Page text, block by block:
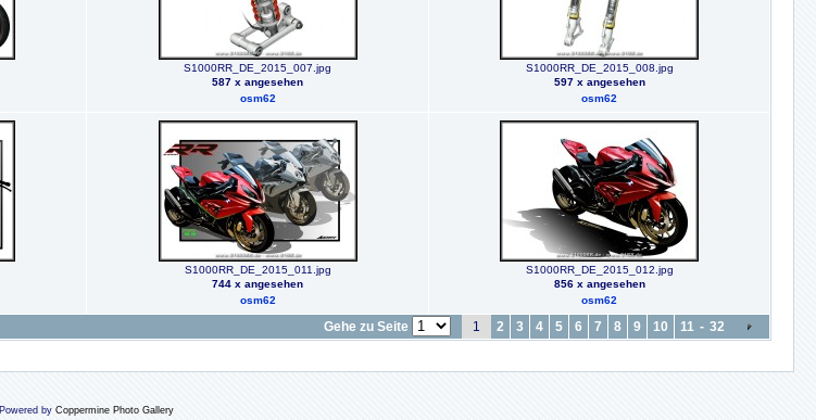
S1000RR_DE_2015_007.jpg
587 x angesehen
osm62
S1000RR_DE_2015_008.jpg
597 x angesehen
osm62
S1000RR_DE_2015_011.jpg
744 x angesehen
osm62
S1000RR_DE_2015_012.jpg
856 x angesehen
osm62
Gehe zu Seite 1 2 3 4 5 6 7 8 9 10 11 - 32
Powered by Coppermine Photo Gallery